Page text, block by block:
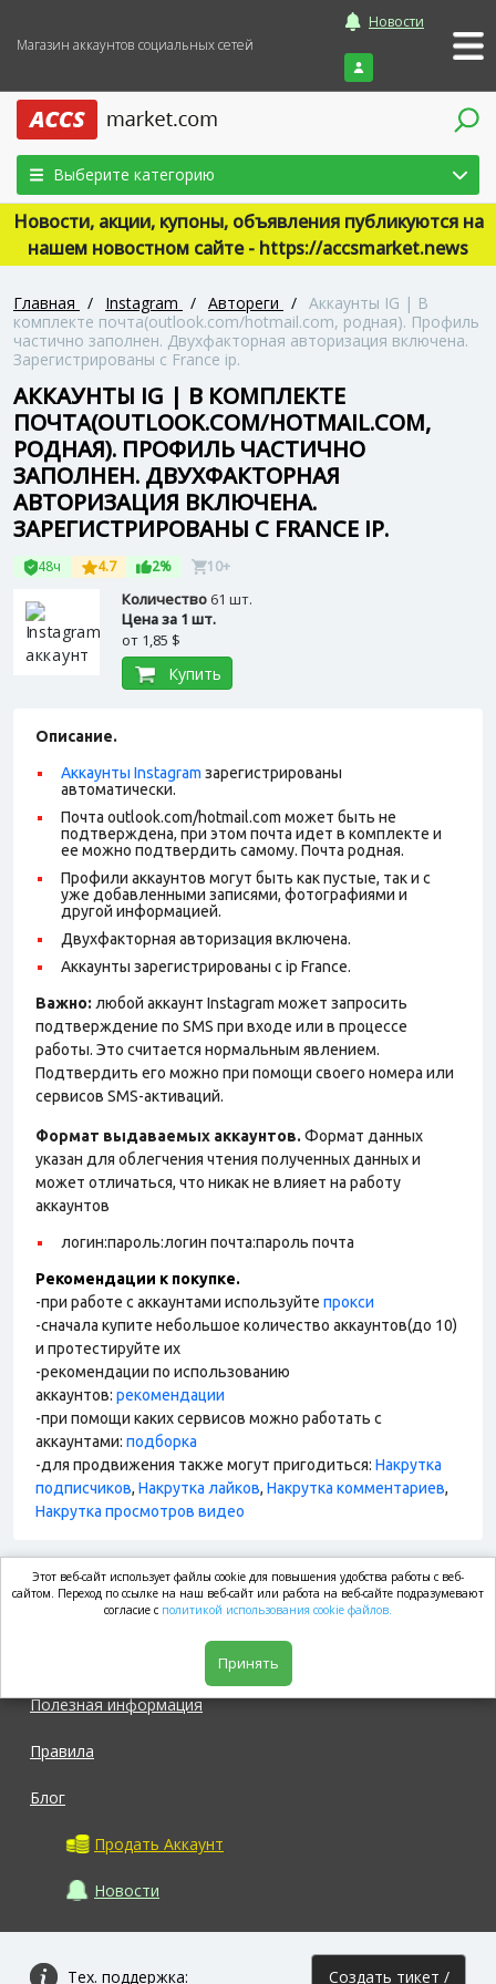
Магазин аккаунтов социальных сетей
Новости
Войти
Выберите категорию
Новости, акции, купоны, объявления публикуются на
нашем новостном сайте - https://accsmarket.news
Главная / Instagram / Автореги / Аккаунты IG | В
комплекте почта(outlook.com/hotmail.com, родная). Профиль
частично заполнен. Двухфакторная авторизация включена.
Зарегистрированы с France ip.
АККАУНТЫ IG | В КОМПЛЕКТЕ
ПОЧТА(OUTLOOK.COM/HOTMAIL.COM,
РОДНАЯ). ПРОФИЛЬ ЧАСТИЧНО
ЗАПОЛНЕН. ДВУХФАКТОРНАЯ
АВТОРИЗАЦИЯ ВКЛЮЧЕНА.
ЗАРЕГИСТРИРОВАНЫ С FRANCE IP.
48ч 4.7 2% 10+
Количество 61 шт.
Цена за 1 шт.
от 1,85 $
Купить
Описание.
Аккаунты Instagram зарегистрированы
автоматически.
Почта outlook.com/hotmail.com может быть не
подтверждена, при этом почта идет в комплекте и
ее можно подтвердить самому. Почта родная.
Профили аккаунтов могут быть как пустые, так и с
уже добавленными записями, фотографиями и
другой информацией.
Двухфакторная авторизация включена.
Аккаунты зарегистрированы с ip France.
Важно: любой аккаунт Instagram может запросить
подтверждение по SMS при входе или в процессе
работы. Это считается нормальным явлением.
Подтвердить его можно при помощи своего номера или
сервисов SMS-активаций.
Формат выдаваемых аккаунтов. Формат данных
указан для облегчения чтения полученных данных и
может отличаться, что никак не влияет на работу
аккаунтов
логин:пароль:логин почта:пароль почта
Рекомендации к покупке.
-при работе с аккаунтами используйте прокси
-сначала купите небольшое количество аккаунтов(до 10)
и протестируйте их
-рекомендации по использованию
аккаунтов: рекомендации
-при помощи каких сервисов можно работать с
аккаунтами: подборка
-для продвижения также могут пригодиться: Накрутка
подписчиков, Накрутка лайков, Накрутка комментариев,
Накрутка просмотров видео
market.com
Полезная информация
Правила
Блог
Продать Аккаунт
Новости
Тех. поддержка: Создать тикет /
Этот веб-сайт использует файлы cookie для повышения удобства работы с веб-
сайтом. Переход по ссылке на наш веб-сайт или работа на веб-сайте подразумевают
согласие с политикой использования cookie файлов.
Принять